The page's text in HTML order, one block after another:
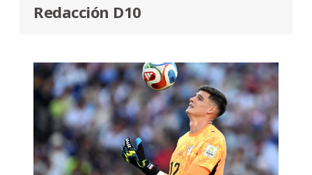
Redacción D10